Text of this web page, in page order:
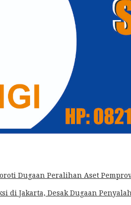
Dugaan Peralihan Aset
di Jakarta, Desak Dugaan